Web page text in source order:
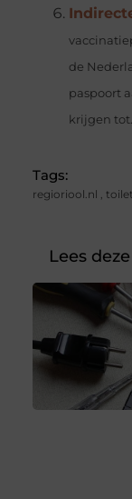
de
paspoort
krijgen
Tags:
regioriool.nl , toilet
Lees deze